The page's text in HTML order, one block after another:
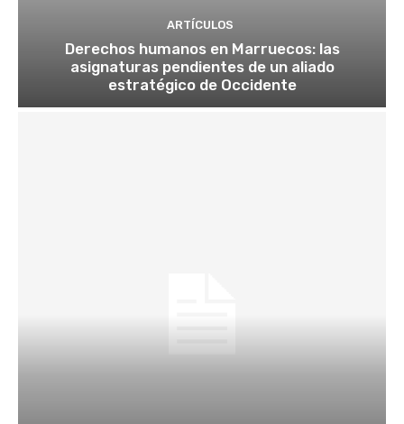
ARTÍCULOS
Derechos humanos en Marruecos: las
asignaturas pendientes de un aliado
estratégico de Occidente